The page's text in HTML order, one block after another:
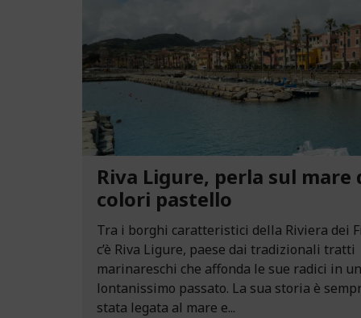
Riva Ligure, perla sul mare
colori pastello
Tra i borghi caratteristici della Riviera dei
c’è Riva Ligure, paese dai tradizionali tratti
marinareschi che affonda le sue radici in un
lontanissimo passato. La sua storia è
stata legata al mare e...